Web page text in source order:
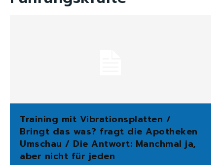
Training mit Vibrationsplatten /
Bringt das was? fragt die Apotheken
Umschau / Die Antwort: Manchmal ja,
aber nicht für jeden